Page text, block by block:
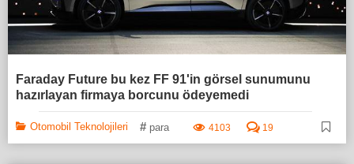
Faraday Future bu kez FF 91'in görsel sunumunu
hazırlayan firmaya borcunu ödeyemedi
Otomobil Teknolojileri # para 4103 19